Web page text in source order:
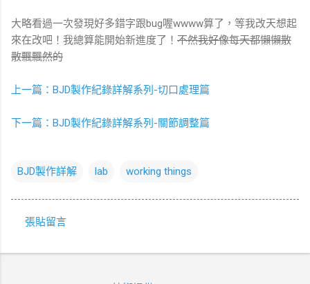
大略看過一次發現好多錯字跟bug喔wwww算了，等我改天想起
來在改吧！我總算能開始新進度了！ 不然我好像每天都懶懶散
散飄飄然的
上一篇：BJD製作紀錄詳解系列-切口處理篇
下一篇：BJD製作紀錄詳解系列-關節調整篇
BJD製作詳解 lab working things
言
張貼留言